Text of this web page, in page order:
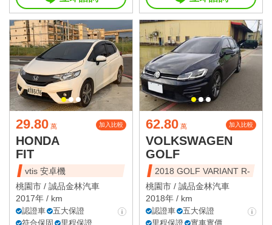
29.80 萬 加入比較
HONDA
FIT
vtis 安卓機
桃園市 / 誠品金林汽車
2017年 / km
認證車
五大保證
符合保固
里程保證
62.80 萬 加入比較
VOLKSWAGEN
GOLF
2018 GOLF VARIANT R-
桃園市 / 誠品金林汽車
2018年 / km
認證車
五大保證
里程保證
實車實價